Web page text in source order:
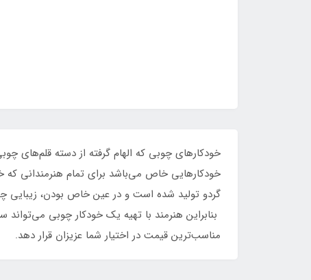
خودکارهای چوبی که الهام گرفته از دسته قلم‌های
خودکارهایی خاص می‌باشد برای تمام هنرمندانی
گردو تولید شده است و در عین خاص بودن، زیبایی
بنابراین هنرمند با تهیه یک خودکار چوبی می‌تواند
مناسب‌ترین قیمت در اختیار شما عزیزان قرار دهد.